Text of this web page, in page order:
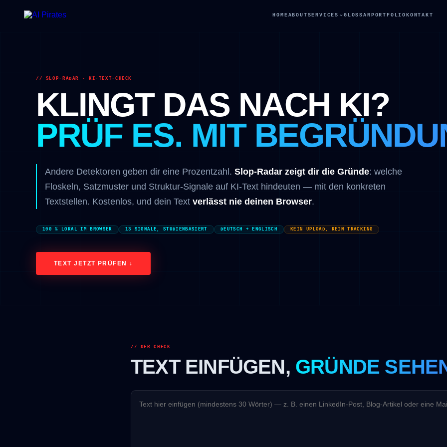
HOMEABOUTSERVICES GLOSSAR PORTFOLIO KONTAKT
// SLOP-RADAR · KI-TEXT-CHECK
KLINGT DAS NACH KI?
PRÜF ES. MIT
Andere Detektoren geben dir eine Prozentzahl. Slop-Radar zeigt dir die Gründe: welche
Floskeln, Satzmuster und Struktur-Signale auf KI-Text hindeuten — mit den konkreten
Textstellen. Kostenlos, und dein Text verlässt nie deinen Browser.
100 % LOKAL IM BROWSER 13 SIGNALE, STUDIENBASIERT DEUTSCH + ENGLISCH KEIN UPLOAD, KEIN TRACKING
TEXT JETZT PRÜFEN ↓
// DER CHECK
TEXT EINFÜGEN, GRÜNDE